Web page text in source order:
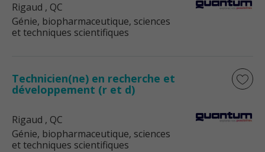
Rigaud , QC
Génie, biopharmaceutique, sciences
et techniques scientifiques
Technicien(ne) en recherche et
développement (r et d)
Rigaud , QC
Génie, biopharmaceutique, sciences
et techniques scientifiques